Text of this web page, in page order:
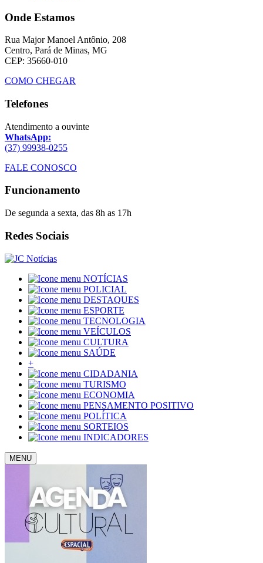
Onde Estamos
Rua Major Manoel Antônio, 208
Centro, Pará de Minas, MG
CEP: 35660-010
COMO CHEGAR
Telefones
Atendimento a ouvinte
WhatsApp:
(37) 99938-0255
FALE CONOSCO
Funcionamento
De segunda a sexta, das 8h as 17h
Redes Sociais
NOTÍCIAS
POLICIAL
DESTAQUES
ESPORTE
TECNOLOGIA
VEÍCULOS
CULTURA
SAÚDE
+
CIDADANIA
TURISMO
ECONOMIA
PENSAMENTO POSITIVO
POLÍTICA
SORTEIOS
INDICADORES
MENU